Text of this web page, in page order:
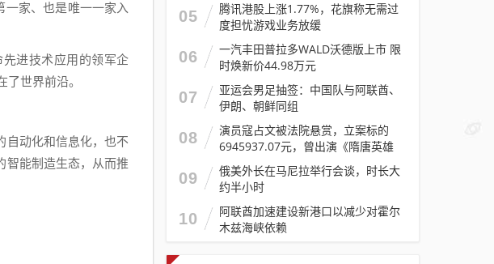
一家、也是唯一一家入
进技术应用的领军企
世界前沿。
自动化和信息化，也不
智能制造生态，从而推
05
腾讯港股上涨1.77%，花旗称无需过
度担忧游戏业务放缓
06
一汽丰田普拉多WALD沃德版上市 限
时焕新价44.98万元
07
亚运会男足抽签：中国队与阿联酋、
伊朗、朝鲜同组
08
演员寇占文被法院悬赏，立案标的
6945937.07元，曾出演《隋唐英雄
传》《逐玉》《镖人》等
09
俄美外长在马尼拉举行会谈，时长大
约半小时
10
阿联酋加速建设新港口以减少对霍尔
木兹海峡依赖